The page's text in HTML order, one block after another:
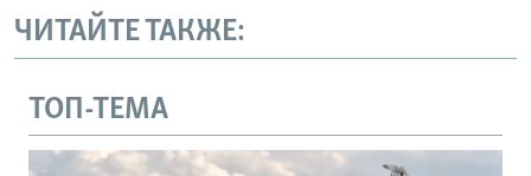
ЧИТАЙТЕ ТАКЖЕ:
ТОП-ТЕМА